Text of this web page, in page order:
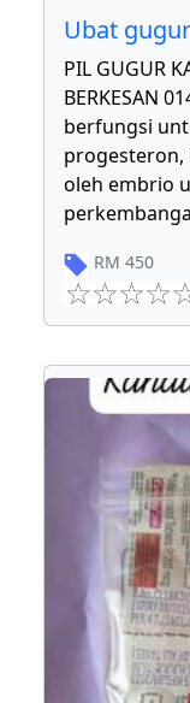
Ubat
PIL GUGUR
BERKESAN
berfungsi
oleh embrio
RM 450